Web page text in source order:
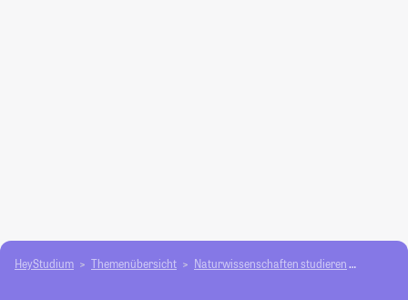
HeyStudium Themenübersicht Natur­wissenschaften studieren